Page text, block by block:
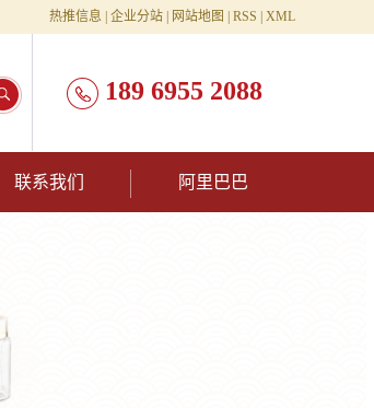
热推信息 企业分站 网站地图 RSS XML
189 6955 2088
联系我们 阿里巴巴